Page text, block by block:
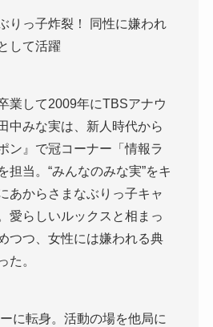
りっ子炸裂！ 同性に嫌われ
して活躍
業して2009年にTBSアナウ
中みな実は、新人時代から
ン』で冠コーナー「情報ラ
担当。“みんなのみな実”をキ
あからさまなぶりっ子キャ
愛らしいルックスと相まっ
つつ、女性には嫌われる典
た。
に転身。活動の場を他局に